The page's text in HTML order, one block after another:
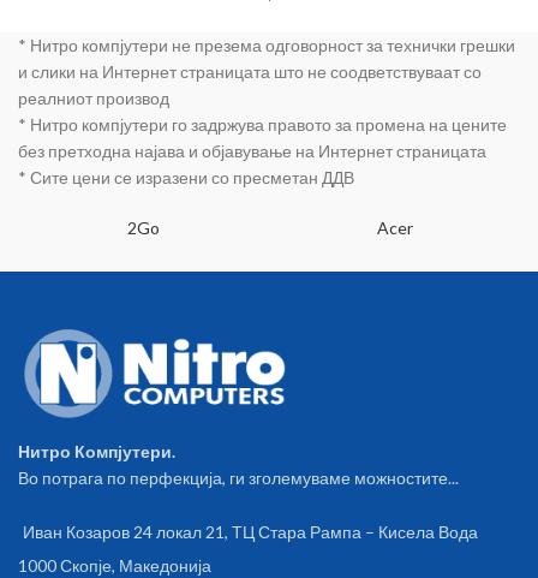
length: about 170CM Mouse line
length: about 170CM Mouse DPI:
445.6*136*26.5mm; mouse:
109.8*61.5*34.4mm
* Нитро компјутери не презема одговорност за технички грешки
и слики на Интернет страницата што не соодветствуваат со
реалниот производ
* Нитро компјутери го задржува правото за промена на цените
без претходна најава и објавување на Интернет страницата
* Сите цени се изразени со пресметан ДДВ
2Go Acer
Нитро Компјутери.
Во потрага по перфекција, ги зголемуваме можностите...
Иван Козаров 24 локал 21, ТЦ Стара Рампа – Кисела Вода
1000 Скопје, Македонија